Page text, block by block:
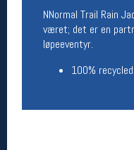
NNormal Trail Rain
været; det er en
løpeeventyr.
100%
Følg oss på